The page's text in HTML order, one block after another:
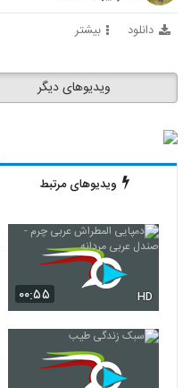
دانلود بیشتر
ویدیوهای دیگر
ویدیوهای مرتبط
۰۰:۵۵ HD